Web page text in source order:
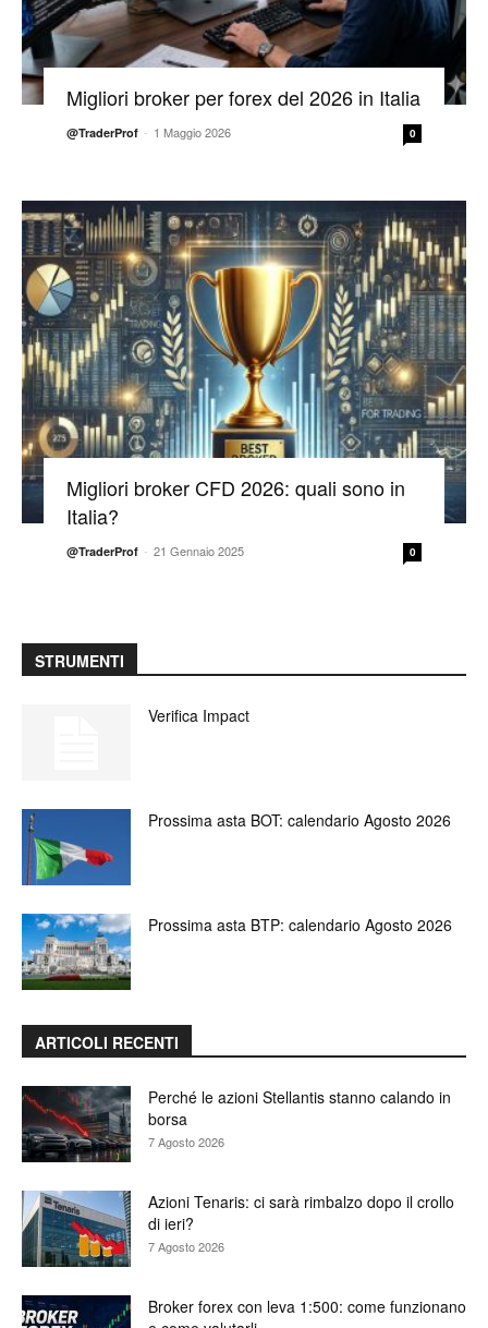
Migliori broker per forex del 2026 in Italia
@TraderProf - 1 Maggio 2026 0
Migliori broker CFD 2026: quali sono in
Italia?
@TraderProf - 21 Gennaio 2025 0
STRUMENTI
Verifica Impact
Prossima asta BOT: calendario Agosto 2026
Prossima asta BTP: calendario Agosto 2026
ARTICOLI RECENTI
Perché le azioni Stellantis stanno calando in
borsa
7 Agosto 2026
Azioni Tenaris: ci sarà rimbalzo dopo il crollo
di ieri?
7 Agosto 2026
Broker forex con leva 1:500: come funzionano